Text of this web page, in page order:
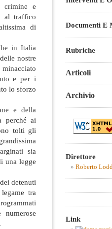
crimine e
al traffico
di
in Italia
nostre
e per i
lo sforzo
e della
perché ai
tolti gli
sia
una legge
detenuti
tra
Documenti E
Rubriche
Articoli
Archivio
Direttore
Roberto
Link